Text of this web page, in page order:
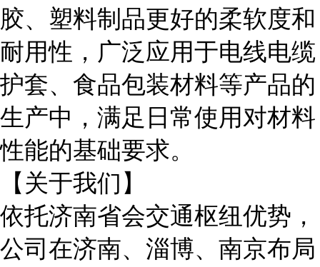
胶、塑料制品更好的柔软度和
耐用性，广泛应用于电线电缆
护套、食品包装材料等产品的
生产中，满足日常使用对材料
性能的基础要求。
【关于我们】
依托济南省会交通枢纽优势，
公司在济南、淄博、南京布局